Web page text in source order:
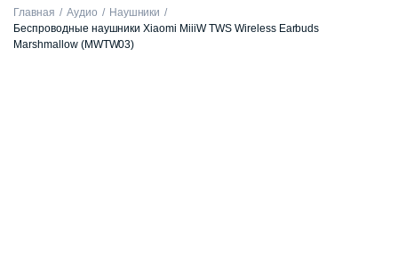
Главная Аудио
Наушники
Беспроводные наушники Xiaomi MiiiW TWS Wireless Earbuds
Marshmallow (MWTW03)